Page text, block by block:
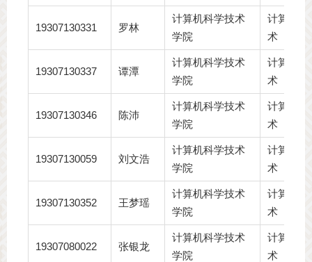
19307130331 罗林
计算机科学技术
学院
计算机科
术
19307130337 谭潭
计算机科学技术
学院
计算机科
术
19307130346 陈沛
计算机科学技术
学院
计算机科
术
19307130059 刘文浩
计算机科学技术
学院
计算机科
术
19307130352 王梦瑶
计算机科学技术
学院
计算机科
术
19307080022 张银龙
计算机科学技术
学院
计算机科
术